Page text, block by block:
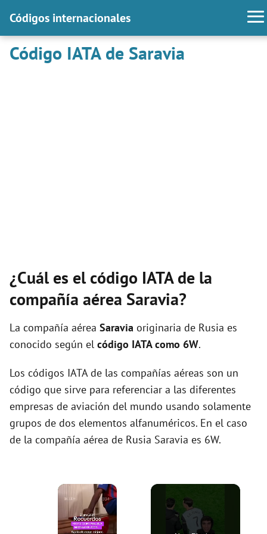
Códigos internacionales
Código IATA de Saravia
¿Cuál es el código IATA de la
compañía aérea Saravia?
La compañía aérea Saravia originaria de Rusia es
conocido según el código IATA como 6W.
Los códigos IATA de las compañías aéreas son un
código que sirve para referenciar a las diferentes
empresas de aviación del mundo usando solamente
grupos de dos elementos alfanuméricos. En el caso
de la compañía aérea de Rusia Saravia es 6W.
×